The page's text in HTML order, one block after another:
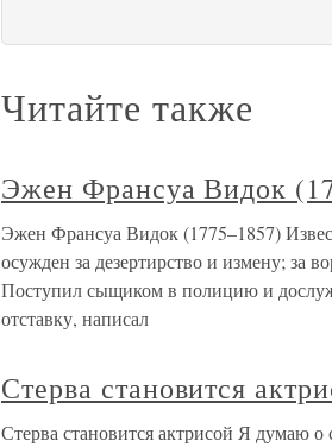
Читайте также
Эжен Франсуа Видок
Эжен Франсуа Видок (1775–1857)
осужден за дезертирство и измену; за
Поступил сыщиком в полицию и
отставку, написал
Стерва становится
Стерва становится актрисой Я думаю о